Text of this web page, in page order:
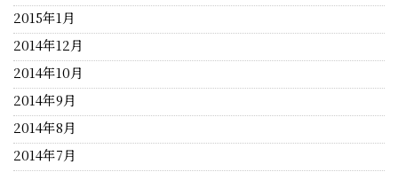
2015年1月
2014年12月
2014年10月
2014年9月
2014年8月
2014年7月